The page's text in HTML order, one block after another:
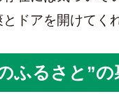
ドアを開けてく
ふるさと”の